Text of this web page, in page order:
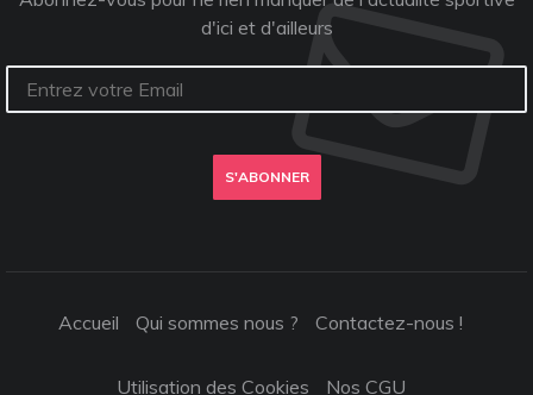
d'ici et d'ailleurs
S'ABONNER
Accueil Qui sommes nous ? Contactez-nous !
Utilisation des Cookies Nos CGU